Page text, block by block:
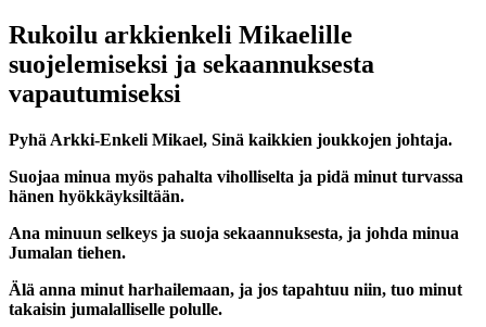
Rukoilu arkkienkeli Mikaelille
suojelemiseksi ja sekaannuksesta
vapautumiseksi
Pyhä Arkki-Enkeli Mikael, Sinä kaikkien joukkojen johtaja.
Suojaa minua myös pahalta viholliselta ja pidä minut turvassa
hänen hyökkäyksiltään.
Ana minuun selkeys ja suoja sekaannuksesta, ja johda minua
Jumalan tiehen.
Älä anna minut harhailemaan, ja jos tapahtuu niin, tuo minut
takaisin jumalalliselle polulle.